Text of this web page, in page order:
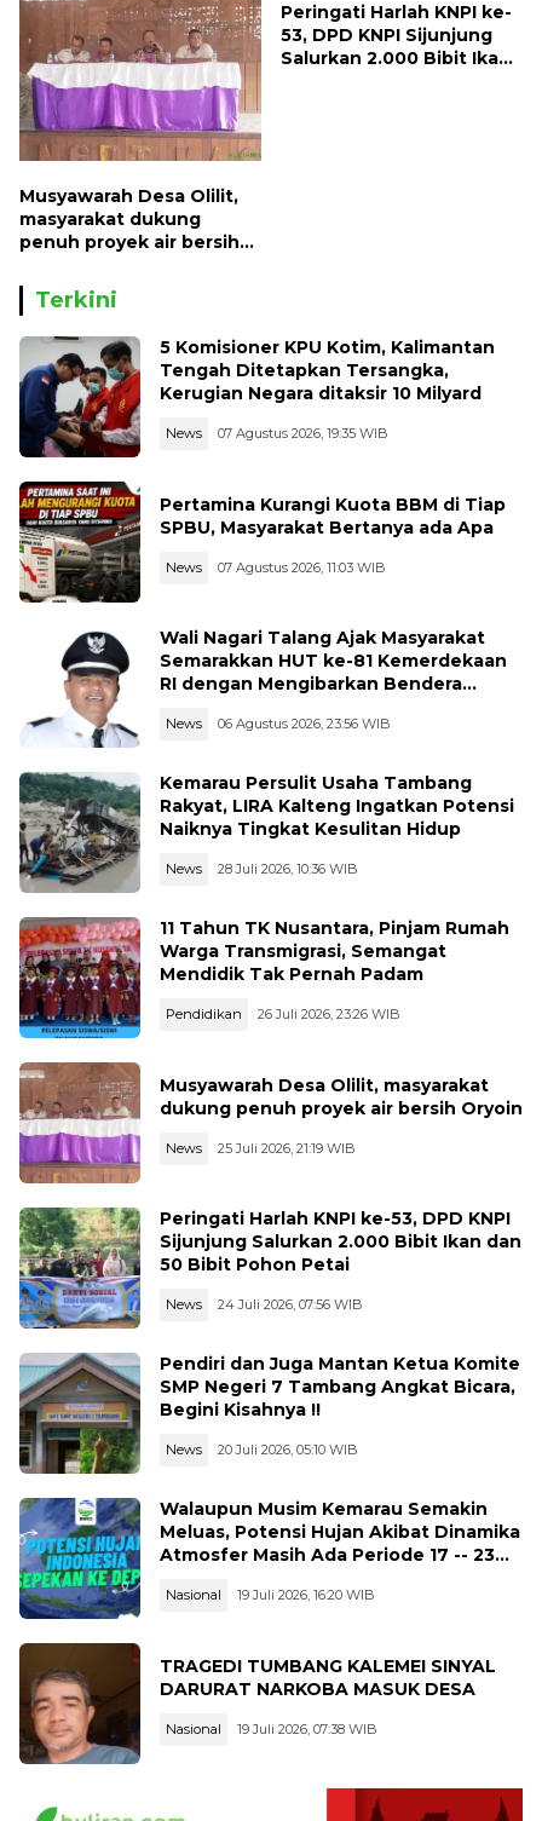
Musyawarah Desa Olilit,
masyarakat dukung
penuh proyek air bersih
Peringati Harlah KNPI ke-
53, DPD KNPI Sijunjung
Salurkan 2.000 Bibit Ikan
Terkini
5 Komisioner KPU Kotim, Kalimantan
Tengah Ditetapkan Tersangka,
Kerugian Negara ditaksir 10 Milyard
News 07 Agustus 2026, 19:35 WIB
Pertamina Kurangi Kuota BBM di Tiap
SPBU, Masyarakat Bertanya ada Apa
News 07 Agustus 2026, 11:03 WIB
Wali Nagari Talang Ajak Masyarakat
Semarakkan HUT ke-81 Kemerdekaan
RI dengan Mengibarkan Bendera
News 06 Agustus 2026, 23:56 WIB
Kemarau Persulit Usaha Tambang
Rakyat, LIRA Kalteng Ingatkan Potensi
Naiknya Tingkat Kesulitan Hidup
News 28 Juli 2026, 10:36 WIB
11 Tahun TK Nusantara, Pinjam Rumah
Warga Transmigrasi, Semangat
Mendidik Tak Pernah Padam
Pendidikan 26 Juli 2026, 23:26 WIB
Musyawarah Desa Olilit, masyarakat
dukung penuh proyek air bersih Oryoin
News 25 Juli 2026, 21:19 WIB
Peringati Harlah KNPI ke-53, DPD KNPI
Sijunjung Salurkan 2.000 Bibit Ikan dan
50 Bibit Pohon Petai
News 24 Juli 2026, 07:56 WIB
Pendiri dan Juga Mantan Ketua Komite
SMP Negeri 7 Tambang Angkat Bicara,
Begini Kisahnya !!
News 20 Juli 2026, 05:10 WIB
Walaupun Musim Kemarau Semakin
Meluas, Potensi Hujan Akibat Dinamika
Atmosfer Masih Ada Periode 17 -- 23
Nasional 19 Juli 2026, 16:20 WIB
TRAGEDI TUMBANG KALEMEI SINYAL
DARURAT NARKOBA MASUK DESA
Nasional 19 Juli 2026, 07:38 WIB